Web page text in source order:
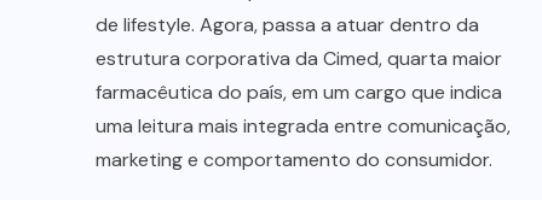
de lifestyle. Agora, passa a atuar dentro da
estrutura corporativa da Cimed, quarta maior
farmacêutica do país, em um cargo que indica
uma leitura mais integrada entre comunicação,
marketing e comportamento do consumidor.